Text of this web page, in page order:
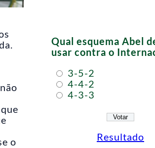
o
Qual esquema Abel
usar contra o
3-5-2
4-4-2
4-3-3
Resultado